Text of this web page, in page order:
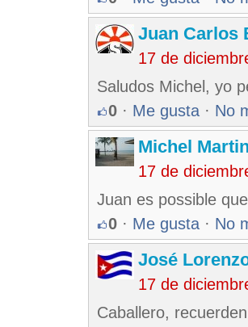
Juan Carlos
17 de
Saludos Michel, yo
0 · Me gusta · No
Michel
17 de
Juan es possible
0 · Me gusta · No
José
17 de
Caballero,